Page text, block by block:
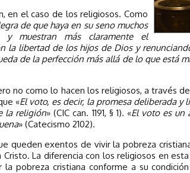
en el caso de los religiosos. Como
de que haya en su seno muchos
muestran más claramente el
la libertad de los hijos de Dios y
de la perfección más allá de lo que está
no como lo hacen los religiosos, a través
«El voto, es decir, la promesa deliberada y
la religión» (CIC can. 1191, § 1). «El voto es un
» (Catecismo 2102).
queden exentos de vivir la pobreza
La diferencia con los religiosos en
pobreza cristiana conforme a su